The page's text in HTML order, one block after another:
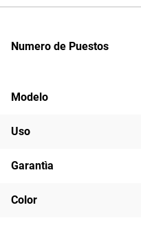
Numero de Puestos
Modelo
Uso
Garantìa
Color